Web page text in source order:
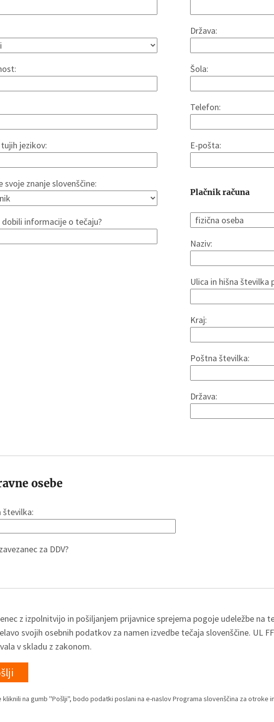
jezikov:
svoje znanje slovenščine:
informacije o tečaju?
Država:
Šola:
Telefon:
E-pošta:
Plačnik računa
Naziv:
Ulica in hišna številka
Kraj:
Poštna številka:
Država:
osebe
številka:
za DDV?
z izpolnitvijo in pošiljanjem prijavnice sprejema pogoje udeležbe na
svojih osebnih podatkov za namen izvedbe tečaja slovenščine. UL
v skladu z zakonom.
kliknili na gumb "Pošlji", bodo podatki poslani na e-naslov Programa slovenščina za otroke